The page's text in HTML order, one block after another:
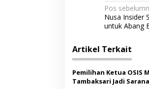
N
a
i
g
a
Pos
Nusa Insider
untuk Abang
Artikel Terkait
Pemilihan Ketua OSIS
Tambaksari Jadi